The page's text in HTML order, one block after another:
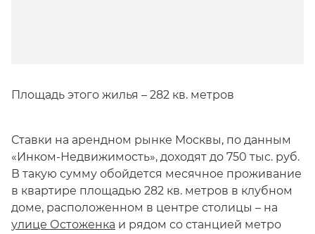
Площадь этого жилья – 282 кв. метров
Ставки на арендном рынке Москвы, по данным
«Инком-Недвижимость», доходят до 750 тыс. руб.
В такую сумму обойдется месячное проживание
в квартире площадью 282 кв. метров в клубном
доме, расположенном в центре столицы – на
улице Остоженка и рядом со станцией метро